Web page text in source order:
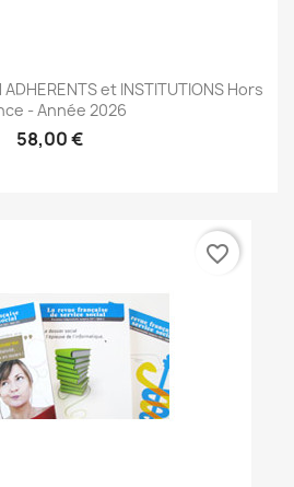
et INSTITUTIONS Hors
- Année 2026
58,00 €
favorite_border